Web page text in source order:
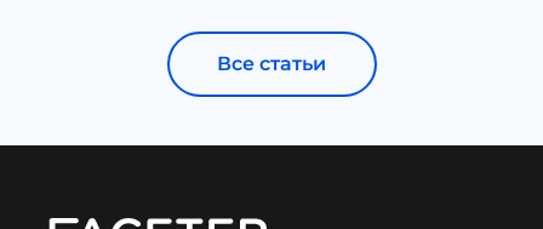
Все статьи